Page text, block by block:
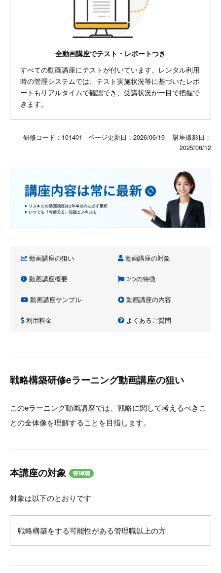
全動画講座でテスト・レポートつき
すべての動画講座にテストが付いています。レンタル利用
時の管理システムでは、テスト実施状況等に基づいたレポ
ートもリアルタイムで確認でき、受講状況が一目で把握で
きます。
研修コード：101401 ページ更新日： 2026/06/19
講座撮影日：
2025/06/12
動画講座の狙い 動画講座の対象
動画講座概要 3つの特徴
動画講座サンプル 動画講座の内容
利用料金 よくあるご質問
戦略構築研修eラーニング動画講座の狙い
このeラーニング動画講座では、戦略に関して考えるべきこ
との全体像を理解することを目指します。
本講座の対象 管理職
対象は以下のとおりです
戦略構築をする可能性がある管理職以上の方